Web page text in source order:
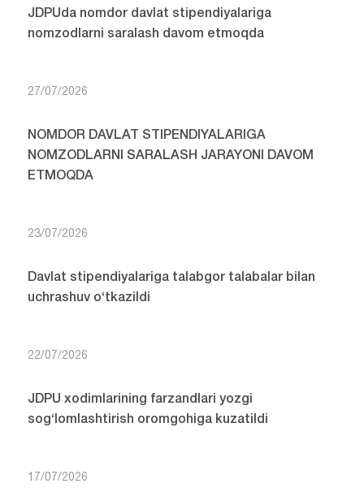
JDPUda nomdor davlat stipendiyalariga
nomzodlarni saralash davom etmoqda
27/07/2026
NOMDOR DAVLAT STIPENDIYALARIGA
NOMZODLARNI SARALASH JARAYONI DAVOM
ETMOQDA
23/07/2026
Davlat stipendiyalariga talabgor talabalar bilan
uchrashuv o‘tkazildi
22/07/2026
JDPU xodimlarining farzandlari yozgi
sog‘lomlashtirish oromgohiga kuzatildi
17/07/2026